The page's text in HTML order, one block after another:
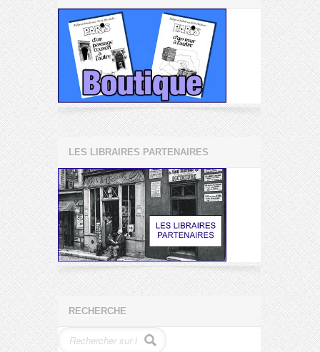
LES LIBRAIRES PARTENAIRES
RECHERCHE